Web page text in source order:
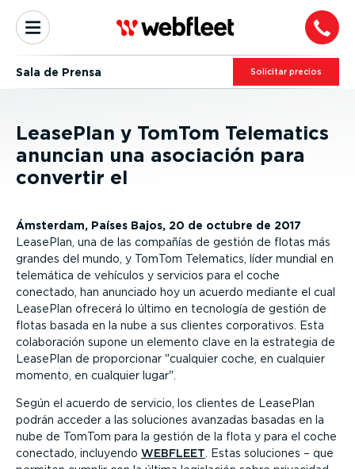
Sala de Prensa Solicitar precios
LeasePlan y TomTom Telematics
anuncian una asociación para
convertir el
Ámsterdam, Países Bajos, 20 de octubre de 2017
LeasePlan, una de las compañías de gestión de flotas más
grandes del mundo, y TomTom Telematics, líder mundial en
telemática de vehículos y servicios para el coche
conectado, han anunciado hoy un acuerdo mediante el cual
LeasePlan ofrecerá lo último en tecnología de gestión de
flotas basada en la nube a sus clientes corporativos. Esta
colaboración supone un elemento clave en la estrategia de
LeasePlan de proporcionar
cualquier coche, en cualquier
momento, en cualquier lugar
Según el acuerdo de servicio, los clientes de LeasePlan
podrán acceder a las soluciones avanzadas basadas en la
nube de TomTom para la gestión de la flota y para el coche
conectado, incluyendo WEBFLEET . Estas soluciones – que